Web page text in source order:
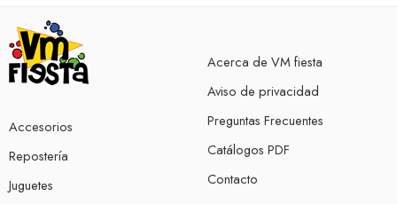
Accesorios
Repostería
Juguetes
Acerca de VM fiesta
Aviso de privacidad
Preguntas Frecuentes
Catálogos PDF
Contacto